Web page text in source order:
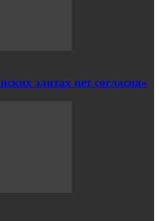
элитах нет согласия»